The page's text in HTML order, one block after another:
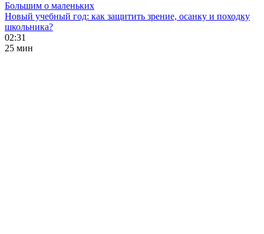
Большим о маленьких
Новый учебный год: как защитить зрение, осанку и походку
школьника?
02:31
25 мин